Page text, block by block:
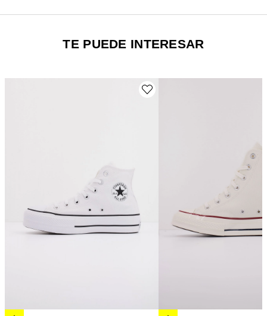
TE PUEDE INTERESAR